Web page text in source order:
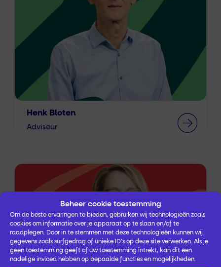
Beheer cookie toestemming
Om de beste ervaringen te bieden, gebruiken wij technologieën zoals
cookies om informatie over je apparaat op te slaan en/of te
raadplegen. Door in te stemmen met deze technologieën kunnen wij
gegevens zoals surfgedrag of unieke ID's op deze site verwerken. Als je
geen toestemming geeft of uw toestemming intrekt, kan dit een
nadelige invloed hebben op bepaalde functies en mogelijkheden.
Henk Bloten
Adviseur